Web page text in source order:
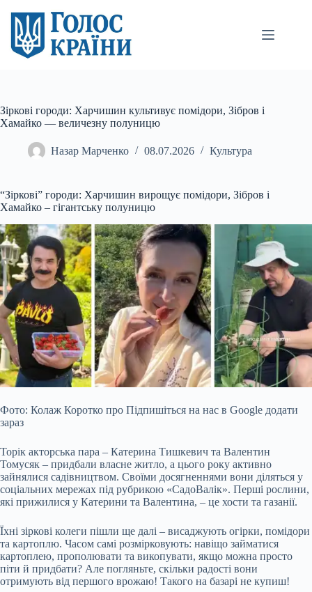
вмісту
Зіркові городи: Харчишин культивує помідори, Зібров і
Хамайко — величезну полуницю
Назар Марченко 08.07.2026 Культура
“Зіркові” городи: Харчишин вирощує помідори, Зібров і
Хамайко – гігантську полуницю
Фото: Колаж Коротко про Підпишіться на нас в Google додати
зараз
Торік акторська пара – Катерина Тишкевич та Валентин
Томусяк – придбали власне житло, а цього року активно
зайнялися садівництвом. Своїми досягненнями вони діляться у
соціальних мережах під рубрикою «СадоВалік». Перші рослини,
які прижилися у Катерини та Валентина, – це хости та газанії.
Їхні зіркові колеги пішли ще далі – висаджують огірки, помідори
та картоплю. Часом самі розмірковують: навіщо займатися
картоплею, прополювати та викопувати, якщо можна просто
піти й придбати? Але погляньте, скільки радості вони
отримують від першого врожаю! Такого на базарі не купиш!